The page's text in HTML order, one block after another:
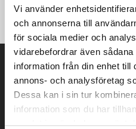
Vi använder
och annonserna till
för sociala medier och
vidarebefordrar även
information från din enhet till
annons- och analysföretag
Dessa kan i sin tur
information som du har
samlat in när du har använt
Vetestrå sammansättning
Prisuppgift
Kontakta oss här för att få
Det går också